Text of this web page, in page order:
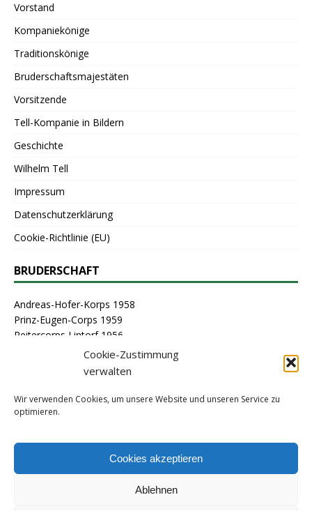
Cookie-Zustimmung
verwalten
Wir verwenden Cookies, um unsere Website und unseren Service zu
optimieren.
Cookies akzeptieren
Ablehnen
Vorstand
Kompaniekönige
Traditionskönige
Bruderschaftsmajestäten
Vorsitzende
Tell-Kompanie in Bildern
Geschichte
Wilhelm Tell
Impressum
Datenschutzerklärung
Cookie-Richtlinie (EU)
BRUDERSCHAFT
Andreas-Hofer-Korps 1958
Prinz-Eugen-Corps 1959
Reitercorps Lintorf 1956
St. Georg-Corps 1963
St. Lambertus-Corps 1976
Stammcorps 1963